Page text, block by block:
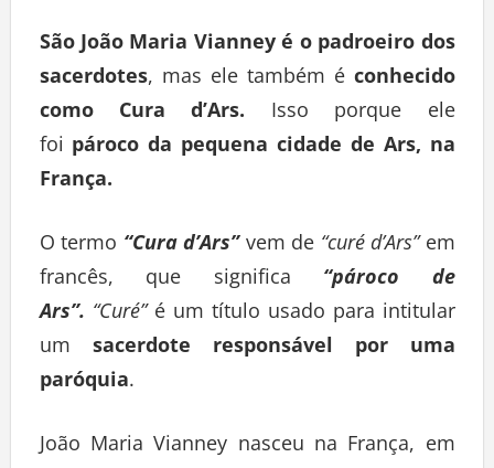
São João Maria Vianney é o padroeiro dos
sacerdotes, mas ele também é conhecido
como Cura d’Ars. Isso porque ele
foi pároco da pequena cidade de Ars, na
França.
O termo “Cura d’Ars” vem de “curé d’Ars”em
francês, que significa “pároco de
Ars”. “Curé”é um título usado para intitular
um sacerdote responsável por uma
paróquia.
João Maria Vianney nasceu na França, em